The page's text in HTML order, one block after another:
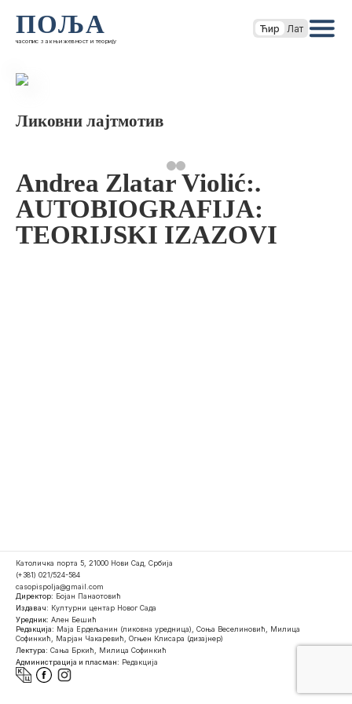
ПОЉА
часопис за књижевност и теорију
Ћир Лат
Ликовни лајтмотив
Andrea Zlatar Violić:.
AUTOBIOGRAFIJA:
TEORIJSKI IZAZOVI
Католичка порта 5, 21000 Нови Сад, Србија
(+381) 021/524-584
casopispolja@gmail.com
Директор: Бојан Панаотовић
Издавач: Културни центар Новог Сада
Уредник: Ален Бешић
Редакција: Маја Ердељанин (ликовна уредница), Соња Веселиновић, Милица
Софинкић, Марјан Чакаревић, Огњен Клисара (дизајнер)
Лектура: Сања Бркић, Милица Софинкић
Администрација и пласман: Редакција